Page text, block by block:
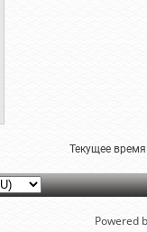
Текущее
Powered